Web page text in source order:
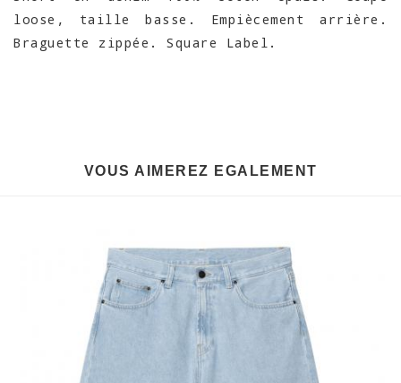
loose, taille basse. Empiècement arrière.
Braguette zippée. Square Label.
VOUS AIMEREZ EGALEMENT